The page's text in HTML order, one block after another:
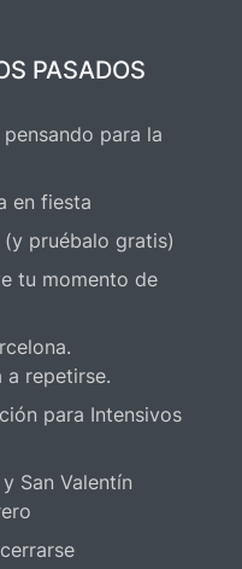
PASADOS
para la
en fiesta
pruébalo gratis)
tu momento de
a repetirse.
para Intensivos
y San Valentín